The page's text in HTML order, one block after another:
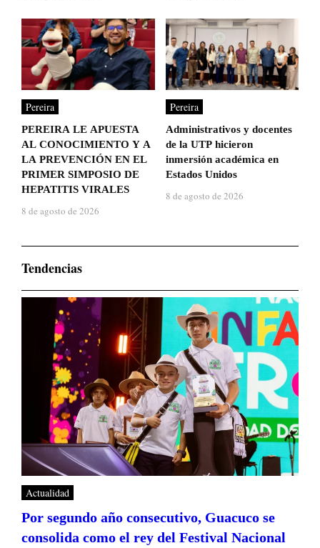
Pereira
PEREIRA LE APUESTA
AL CONOCIMIENTO Y A
LA PREVENCIÓN EN EL
PRIMER SIMPOSIO DE
HEPATITIS VIRALES
8 de agosto de 2026
Pereira
Administrativos y docentes
de la UTP hicieron
inmersión académica en
Estados Unidos
8 de agosto de 2026
Tendencias
Actualidad
Por segundo año consecutivo, Guacuco se
consolida como el rey del Festival Nacional